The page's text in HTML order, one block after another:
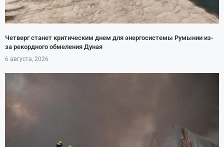
Четверг станет критическим днем для энергосистемы Румынии из-
за рекордного обмеления Дуная
6 августа, 2026